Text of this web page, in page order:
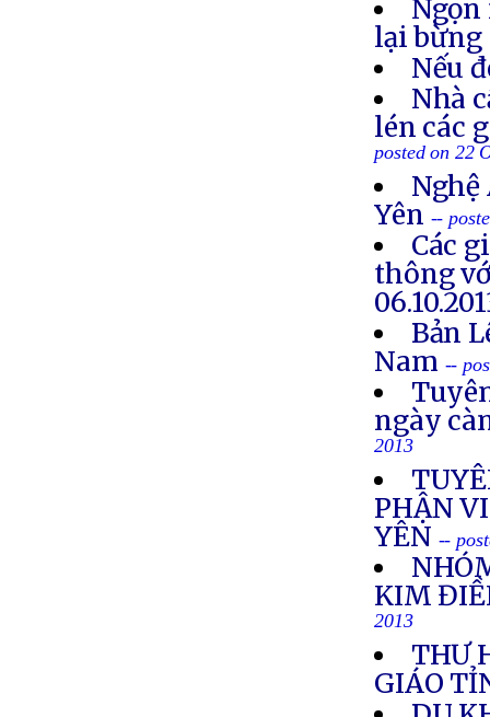
lại bừng
Nếu
Nhà
lén các
posted on 22
Nghệ
Yên --
Các
thông
Bản
Nam --
ngày
2013
PHẬN
YÊN --
KIM
2013
THƯ
GIÁO